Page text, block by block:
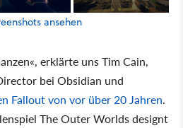
ansehen
erklärte uns Tim Cain,
bei Obsidian und
Fallout von vor über 20 Jahren.
The Outer Worlds designt